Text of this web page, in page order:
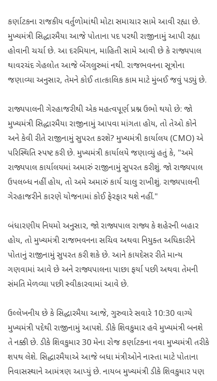
કર્ણાટકના રાજકીય વર્તુળોમાંથી મોટા સમાચાર સામે આવી રહ્યા છે.
મુખ્યમંત્રી સિદ્ધારમૈયા આજે પોતાના પદ પરથી રાજીનામું આપી રહ્યા
હોવાની ચર્ચા છે. આ દરમિયાન, માહિતી સામે આવી છે કે રાજ્યપાલ
થાવરચંદ ગેહલોત આજે બેંગલુરુમાં નથી. રાજભવનના સૂત્રોના
જણાવ્યા અનુસાર, તેમને કોઈ તાત્કાલિક કામ માટે મુંબઈ જવું પડ્યું છે.
રાજ્યપાલની ગેરહાજરીથી એક મહત્વપૂર્ણ પ્રશ્ન ઉભો થયો છે: જો
મુખ્યમંત્રી સિદ્ધારમૈયા રાજીનામું આપવા માંગતા હોય, તો તેઓ કોને
અને કેવી રીતે રાજીનામું સુપરત કરશે? મુખ્યમંત્રી કાર્યાલય (CMO) એ
પરિસ્થિતિ સ્પષ્ટ કરી છે. મુખ્યમંત્રી કાર્યાલયે જણાવ્યું હતું કે, "અમે
રાજ્યપાલ કાર્યાલયમાં અમારું રાજીનામું સુપરત કરીશું. જો રાજ્યપાલ
ઉપલબ્ધ નહીં હોય, તો અમે અમારું કાર્ય ચાલુ રાખીશું. રાજ્યપાલની
ગેરહાજરીને કારણે યોજનામાં કોઈ ફેરફાર થશે નહીં."
બંધારણીય નિયમો અનુસાર, જો રાજ્યપાલ રાજ્ય કે શહેરની બહાર
હોય, તો મુખ્યમંત્રી રાજભવનના સચિવ અથવા નિયુક્ત અધિકારીને
પોતાનું રાજીનામું સુપરત કરી શકે છે. આને કાયદેસર રીતે માન્ય
ગણવામાં આવે છે અને રાજ્યપાલના પાછા ફર્યા પછી અથવા તેમની
સંમતિ મેળવ્યા પછી સ્વીકારવામાં આવે છે.
ઉલ્લેખનીય છે કે સિદ્ધારમૈયા આજે, ગુરુવારે સવારે 10:30 વાગ્યે
મુખ્યમંત્રી પદેથી રાજીનામું આપશે. ડીકે શિવકુમાર હવે મુખ્યમંત્રી બનશે
તે નક્કી છે. ડીકે શિવકુમાર 30 મેના રોજ કર્ણાટકના નવા મુખ્યમંત્રી તરીકે
શપથ લેશે. સિદ્ધારમૈયાએ આજે બધા મંત્રીઓને નાસ્તા માટે પોતાના
નિવાસસ્થાને આમંત્રણ આપ્યું છે. નાયબ મુખ્યમંત્રી ડીકે શિવકુમાર પણ